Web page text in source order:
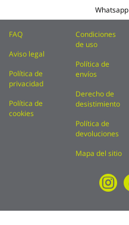
Whatsapp
FAQ
Aviso legal
Política de
privacidad
Política de
cookies
Condiciones
de uso
Política de
envíos
Derecho de
desistimiento
Política de
devoluciones
Mapa del sitio